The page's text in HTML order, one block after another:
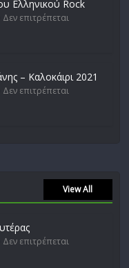
Ελληνικού Rock
Δεν επιτρέπεται
– Καλοκάιρι 2021
Δεν επιτρέπεται
View All
Δεν επιτρέπεται